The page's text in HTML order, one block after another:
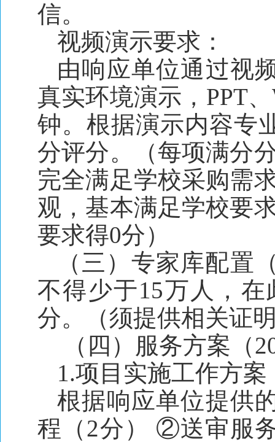
信。
视频演示要求：
由响应单位通过视
真实环境演示，PPT
钟。根据演示内容专
分评分。（每项满分
完全满足学校采购需
观，基本满足学校要
要求得0分）
（三）专家库配置
不得少于15万人，
分。（须提供相关证
（四）服务方案（
1.项目实施工作方案
根据响应单位提供
程（2分） ②送审服